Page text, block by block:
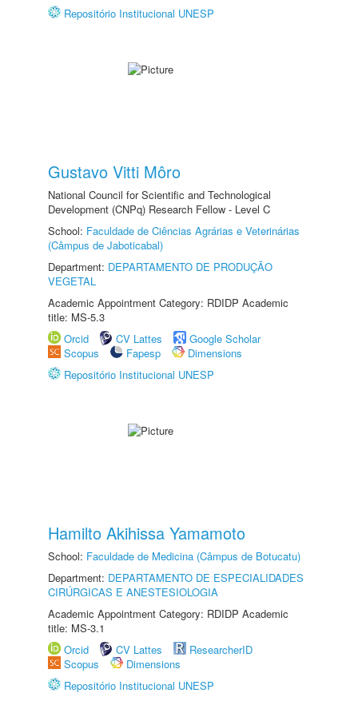
Repositório Institucional UNESP
Gustavo Vitti Môro
National Council for Scientific and Technological
Development (CNPq) Research Fellow - Level C
School: Faculdade de Ciências Agrárias e Veterinárias
(Câmpus de Jaboticabal)
Department: DEPARTAMENTO DE PRODUÇÃO
VEGETAL
Academic Appointment Category: RDIDP Academic
title: MS-5.3
Orcid
CV Lattes
Google Scholar
Scopus
Fapesp
Dimensions
Repositório Institucional UNESP
Hamilto Akihissa Yamamoto
School: Faculdade de Medicina (Câmpus de Botucatu)
Department: DEPARTAMENTO DE ESPECIALIDADES
CIRÚRGICAS E ANESTESIOLOGIA
Academic Appointment Category: RDIDP Academic
title: MS-3.1
Orcid
CV Lattes
ResearcherID
Scopus
Dimensions
Repositório Institucional UNESP